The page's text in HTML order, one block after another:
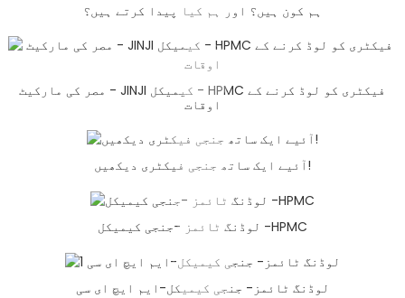
ہم کون ہیں؟ اور ہم کیا پیدا کرتے ہیں؟
مصر کی مارکیٹ - JINJI کیمیکل - HPMC فیکٹری کو لوڈ کرنے کے
اوقات
آئیے ایک ساتھ جنجی فیکٹری دیکھیں!
لوڈنگ ٹائمز -جنجی کیمیکل -HPMC
لوڈنگ ٹائمز- جنجی کیمیکل-ایم ایچ ای سی